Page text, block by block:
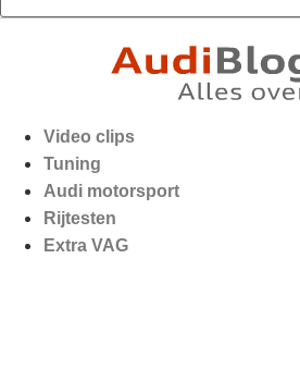
Video clips
Tuning
Audi motorsport
Rijtesten
Extra VAG